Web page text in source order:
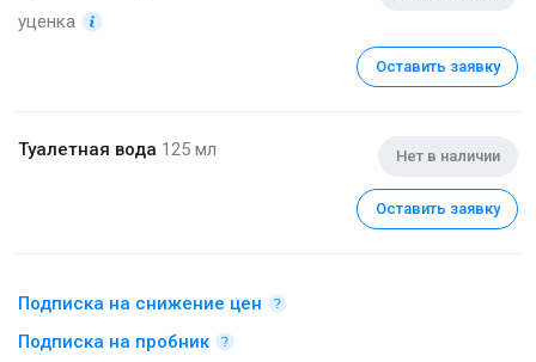
уценка
Оставить заявку
Туалетная вода 125 мл Нет в наличии
Оставить заявку
Подписка на снижение цен
Подписка на пробник